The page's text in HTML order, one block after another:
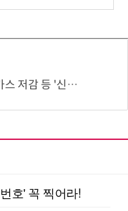
략과제 발굴회의' 개최